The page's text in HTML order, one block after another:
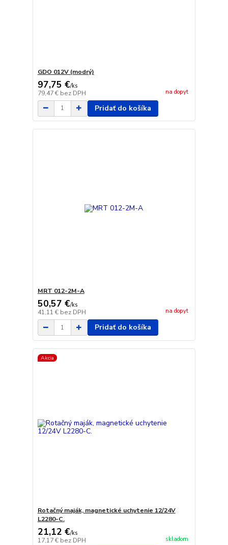
GDO 012V (modrý)
97,75 €/ks
79,47 € bez DPH na dopyt
Pridať do košíka
MRT 012-2M-A
50,57 €/ks
41,11 € bez DPH na dopyt
Pridať do košíka
Akcia
Rotačný maják, magnetické uchytenie 12/24V
L2280-C.
21,12 €/ks
17,17 € bez DPH skladom